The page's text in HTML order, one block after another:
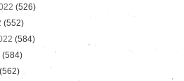
(526)
(552)
(584)
(584)
(562)